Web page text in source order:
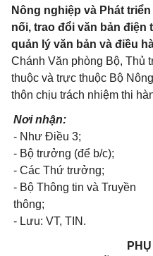
Nông nghiệp và Phát
nối, trao đổi văn bản điện
quản lý văn bản và điều
Chánh Văn phòng Bộ, Thủ
thuộc và trực thuộc Bộ
thôn chịu trách nhiệm thi
Nơi nhận:
- Như Điều 3;
- Bộ trưởng (để b/c);
- Các Thứ trưởng;
- Bộ Thông tin và Truyền
thông;
- Lưu: VT, TIN.